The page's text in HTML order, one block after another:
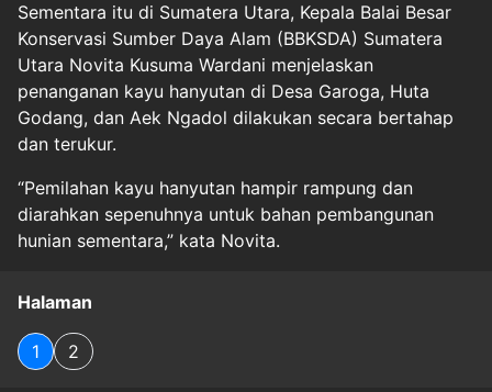
Sementara itu di Sumatera Utara, Kepala Balai Besar
Konservasi Sumber Daya Alam (BBKSDA) Sumatera
Utara Novita Kusuma Wardani menjelaskan
penanganan kayu hanyutan di Desa Garoga, Huta
Godang, dan Aek Ngadol dilakukan secara bertahap
dan terukur.
“Pemilahan kayu hanyutan hampir rampung dan
diarahkan sepenuhnya untuk bahan pembangunan
hunian sementara,” kata Novita.
Halaman
1 2